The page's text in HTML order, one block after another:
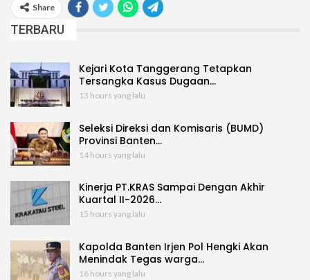
Share
TERBARU
Kejari Kota Tanggerang Tetapkan
Tersangka Kasus Dugaan…
13 hours yang lalu
Seleksi Direksi dan Komisaris (BUMD)
Provinsi Banten…
14 hours yang lalu
Kinerja PT.KRAS Sampai Dengan Akhir
Kuartal II-2026…
15 hours yang lalu
Kapolda Banten Irjen Pol Hengki Akan
Menindak Tegas warga…
16 hours yang lalu